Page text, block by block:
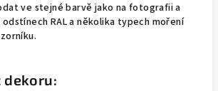
ve stejné barvě jako na fotografii a
RAL a několika typech moření
dekoru: